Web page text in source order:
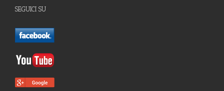
SEGUICI SU